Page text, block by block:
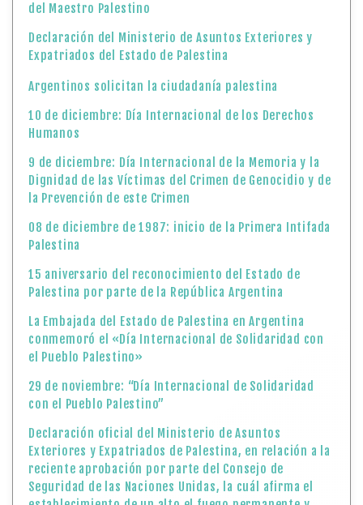
del Maestro Palestino
Declaración del Ministerio de Asuntos Exteriores y
Expatriados del Estado de Palestina
Argentinos solicitan la ciudadanía palestina
10 de diciembre: Día Internacional de los Derechos
Humanos
9 de diciembre: Día Internacional de la Memoria y la
Dignidad de las Víctimas del Crimen de Genocidio y de
la Prevención de este Crimen
08 de diciembre de 1987: inicio de la Primera Intifada
Palestina
15 aniversario del reconocimiento del Estado de
Palestina por parte de la República Argentina
La Embajada del Estado de Palestina en Argentina
conmemoró el «Día Internacional de Solidaridad con
el Pueblo Palestino»
29 de noviembre: “Día Internacional de Solidaridad
con el Pueblo Palestino”
Declaración oficial del Ministerio de Asuntos
Exteriores y Expatriados de Palestina, en relación a la
reciente aprobación por parte del Consejo de
Seguridad de las Naciones Unidas, la cuál afirma el